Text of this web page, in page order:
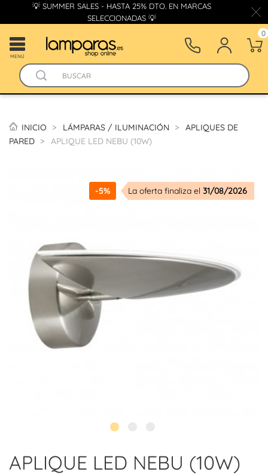
💡 SUMMER SALES - HASTA 25% DTO. EN MARCAS
SELECCIONADAS 💡
MENÚ
0
INICIO LÁMPARAS / ILUMINACIÓN
APLIQUES DE
PARED
APLIQUE LED NEBU (10W)
-5% La oferta finaliza el 31/08/2026
APLIQUE LED NEBU (10W)